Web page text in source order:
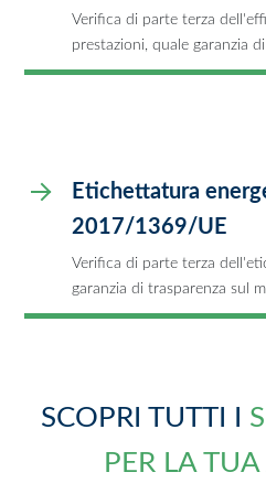
Verifica di parte terza
prestazioni, quale garanzia
Etichettatura
2017/1369/UE
Verifica di parte terza
garanzia di trasparenza sul
SCOPRI TUTTI I
PER LA